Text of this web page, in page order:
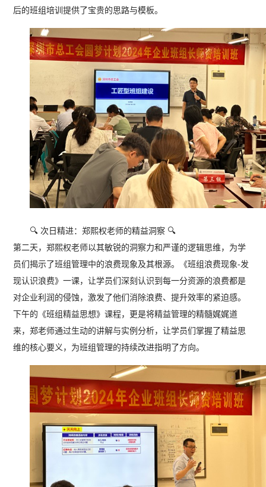
后的班组培训提供了宝贵的思路与模板。
🔍 次日精进：郑熙权老师的精益洞察 🔍
第二天，郑熙权老师以其敏锐的洞察力和严谨的逻辑思维，为学
员们揭示了班组管理中的浪费现象及其根源。《班组浪费现象-发
现认识浪费》一课，让学员们深刻认识到每一分资源的浪费都是
对企业利润的侵蚀，激发了他们消除浪费、提升效率的紧迫感。
下午的《班组精益思想》课程，更是将精益管理的精髓娓娓道
来，郑老师通过生动的讲解与实例分析，让学员们掌握了精益思
维的核心要义，为班组管理的持续改进指明了方向。